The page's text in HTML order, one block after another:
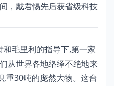
，戴君惕先后获省级科技
毛里利的指导下,第一家
从世界各地络绎不绝地来
重30吨的庞然大物。这台